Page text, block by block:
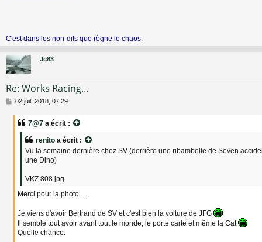
C'est dans les non-dits que règne le chaos.
Jc83
Re: Works Racing...
M
02 juil. 2018, 07:29
7@7 a écrit :
renito a écrit :
Vu la semaine dernière chez SV (derrière une ribambelle de Seven
une Dino)
VKZ 808.jpg
Merci pour la photo ...
Je viens d'avoir Bertrand de SV et c'est bien la voiture de JFG
Il semble tout avoir avant tout le monde, le porte carte et même la Cat
Quelle chance.